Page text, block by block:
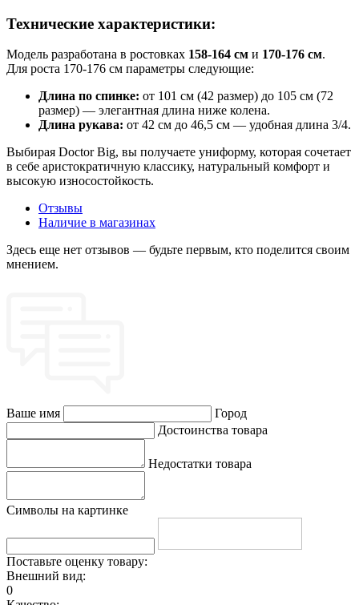
Технические характеристики:
Модель разработана в ростовках 158-164 см и 170-176 см.
Для роста 170-176 см параметры следующие:
Длина по спинке: от 101 см (42 размер) до 105 см (72
размер) — элегантная длина ниже колена.
Длина рукава: от 42 см до 46,5 см — удобная длина 3/4.
Выбирая Doctor Big, вы получаете униформу, которая сочетает
в себе аристократичную классику, натуральный комфорт и
высокую износостойкость.
Отзывы
Наличие в магазинах
Здесь еще нет отзывов — будьте первым, кто поделится своим
мнением.
Ваше имя
Город
Достоинства товара
Недостатки товара
Символы на картинке
Поставьте оценку товару:
Внешний вид:
0